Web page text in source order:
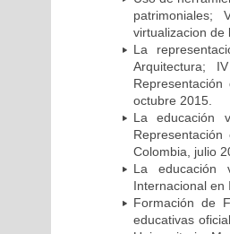
patrimoniales;
virtualizacion de
La
Arquitectura;
octubre 2015.
La educación
Colombia, julio
La educación
Internacional en
Formación de
educativas